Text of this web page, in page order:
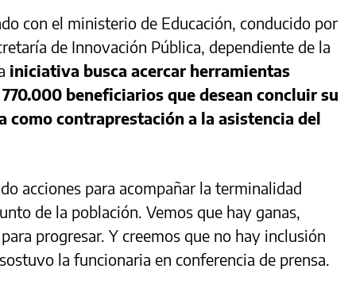
con el ministerio de Educación, conducido por
de Innovación Pública, dependiente de la
iniciativa busca acercar herramientas
beneficiarios que desean concluir su
como contraprestación a la asistencia del
acciones para acompañar la terminalidad
de la población. Vemos que hay ganas,
progresar. Y creemos que no hay inclusión
la funcionaria en conferencia de prensa.